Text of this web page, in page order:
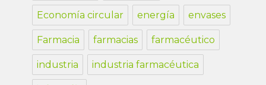
Economía circular energía envases
Farmacia farmacias farmacéutico
industria industria farmacéutica